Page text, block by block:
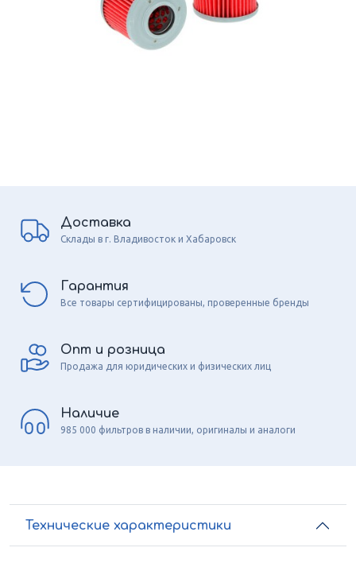
Доставка
Склады в г. Владивосток и Хабаровск
Гарантия
Все товары сертифицированы, проверенные бренды
Опт и розница
Продажа для юридических и физических лиц
Наличие
985 000 фильтров в наличии, оригиналы и аналоги
Технические характеристики